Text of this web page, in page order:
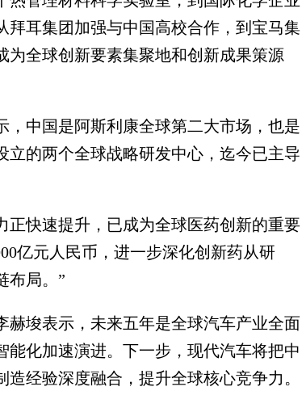
拜耳集团加强与中国高校合作，到宝马集
为全球创新要素集聚地和创新成果策源
中国是阿斯利康全球第二大市场，也是
的两个全球战略研发中心，迄今已主导
快速提升，已成为全球医药创新的重要
亿元人民币，进一步深化创新药从研
布局。”
埈表示，未来五年是全球汽车产业全面
化加速演进。下一步，现代汽车将把中
经验深度融合，提升全球核心竞争力。